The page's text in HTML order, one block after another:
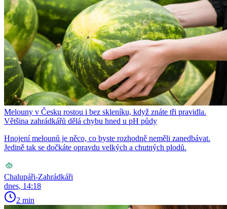
Melouny v Česku rostou i bez skleníku, když znáte tři pravidla.
Většina zahrádkářů dělá chybu hned u pH půdy
Hnojení melounů je něco, co byste rozhodně neměli zanedbávat.
Jedině tak se dočkáte opravdu velkých a chutných plodů.
Chalupáři-Zahrádkáři
dnes, 14:18
2 min